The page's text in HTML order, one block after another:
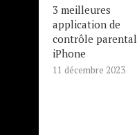
3 meilleures
application de
contrôle parental
iPhone
11 décembre 2023